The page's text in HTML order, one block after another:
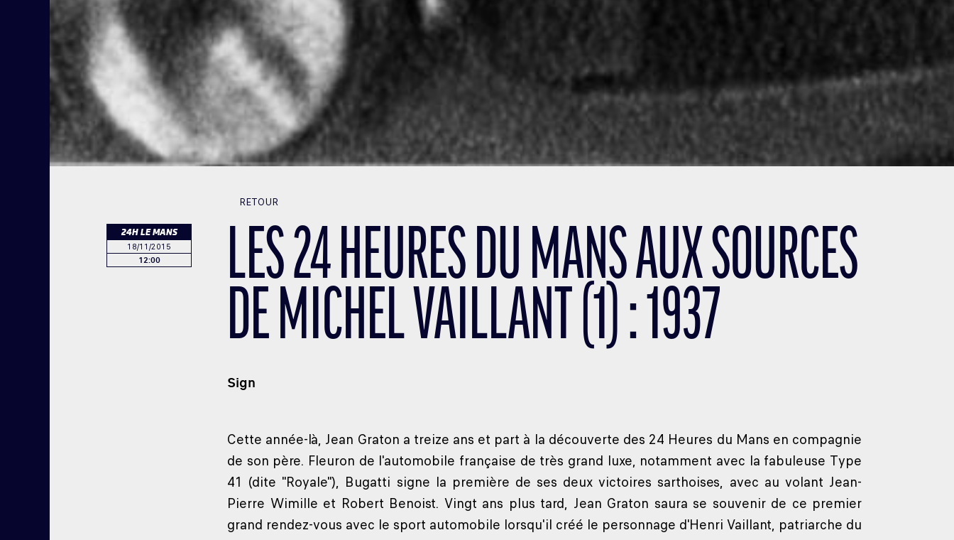
24H LE MANS
18/11/2015
12:00
RETOUR
LES 24 HEURES DU MANS AUX SOURCES
DE MICHEL VAILLANT (1) : 1937
Sign
Cette année-là, Jean Graton a treize ans et part à la découverte des 24 Heures du Mans en compagnie
de son père. Fleuron de l'automobile française de très grand luxe, notamment avec la fabuleuse Type
41 (dite "Royale"), Bugatti signe la première de ses deux victoires sarthoises, avec au volant Jean-
Pierre Wimille et Robert Benoist. Vingt ans plus tard, Jean Graton saura se souvenir de ce premier
grand rendez-vous avec le sport automobile lorsqu'il créé le personnage d'Henri Vaillant, patriarche du